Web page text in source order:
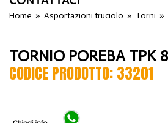
Home »Asportazioni truciolo » Torni »
TORNIO POREBA TPK
CODICE PRODOTTO: 33201